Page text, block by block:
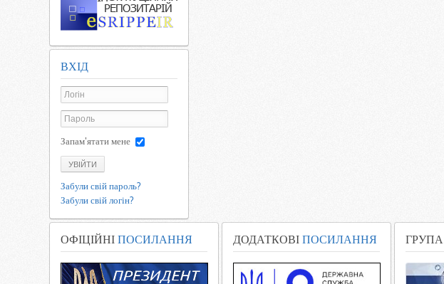
ВХІД
Запам'ятати мене
УВІЙТИ
Забули свій пароль?
Забули свій логін?
ОФІЦІЙНІ ПОСИЛАННЯ ДОДАТКОВІ ПОСИЛАННЯ ГРУПА